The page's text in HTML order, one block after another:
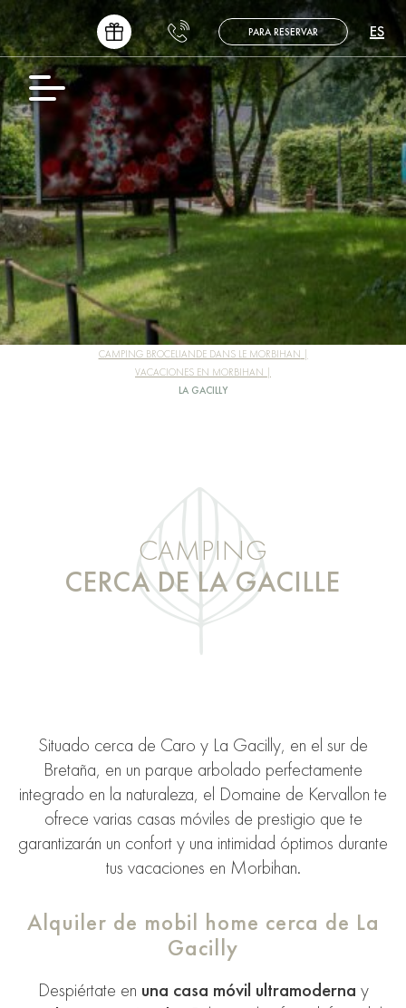
PARA RESERVAR
FR
EN
NL
DE
ES
CAMPING BROCELIANDE DANS LE MORBIHAN
VACACIONES EN MORBIHAN
LA GACILLY
CAMPING
CERCA DE LA GACILLE
Situado cerca de Caro y La Gacilly, en el sur de
Bretaña, en un parque arbolado perfectamente
integrado en la naturaleza, el Domaine de Kervallon te
ofrece varias casas móviles de prestigio que te
garantizarán un confort y una intimidad óptimos durante
tus vacaciones en Morbihan.
Alquiler de mobil home cerca de La
Gacilly
Despiértate en una casa móvil ultramoderna y